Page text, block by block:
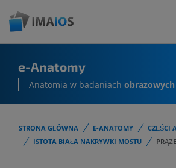
e-Anatomy
Anatomia w badaniach obrazowych
STRONA GŁÓWNA E-ANATOMY CZĘŚCI
ISTOTA BIAŁA NAKRYWKI MOSTU